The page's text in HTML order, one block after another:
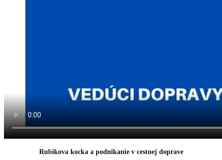
Rubikova kocka a podnikanie v cestnej doprave